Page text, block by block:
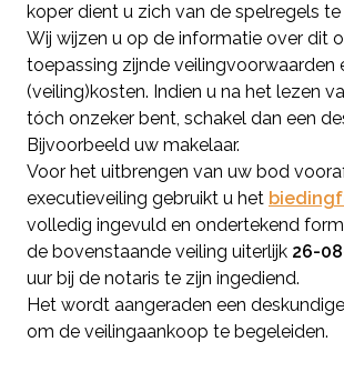
koper dient u zich van de spelregels
Wij wijzen u op de informatie over dit
toepassing zijnde veilingvoorwaarden
(veiling)kosten. Indien u na het lezen
tóch onzeker bent, schakel dan een
Bijvoorbeeld uw makelaar.
Voor het uitbrengen van uw bod
executieveiling gebruikt u het
volledig ingevuld en ondertekend
de bovenstaande veiling uiterlijk 26-
uur bij de notaris te zijn ingediend.
Het wordt aangeraden een
om de veilingaankoop te begeleiden.